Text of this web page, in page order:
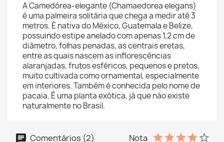
A Camedórea-elegante (Chamaedorea elegans)
é uma palmeira solitária que chega a medir até 3
metros. É nativa do México, Guatemala e Belize,
possuindo estipe anelado com apenas 1,2 cm de
diâmetro, folhas penadas, as centrais eretas,
entre as quais nascem as inflorescências
alaranjadas, frutos esféricos, pequenos e pretos,
muito cultivada como ornamental, especialmente
em interiores. Também é conhecida pelo nome de
pacaia. É uma planta exótica, já que não existe
naturalmente no Brasil.
Comentários (2) Nota